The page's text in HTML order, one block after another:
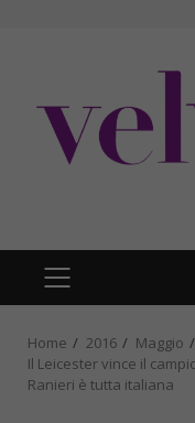
PRIMARY
MENU
Home 2016 Maggio
Il Leicester vince il
Ranieri è tutta italiana